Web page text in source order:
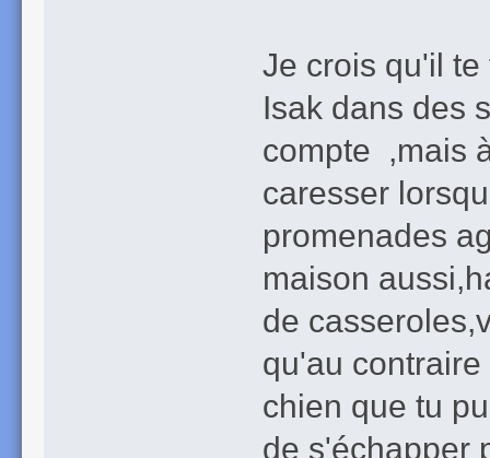
Je crois qu'il
Isak dans des
compte ,mais
caresser
promenades
maison
de
qu'au
chien que tu
de s'échapper